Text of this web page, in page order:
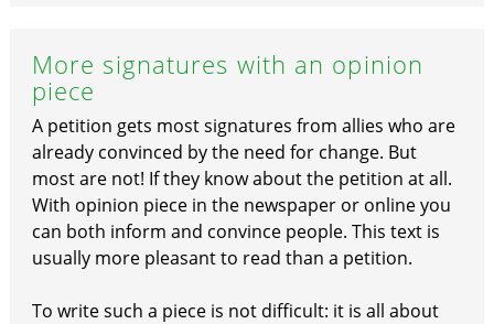
More signatures with an opinion
piece
A petition gets most signatures from allies who are
already convinced by the need for change. But
most are not! If they know about the petition at all.
With opinion piece in the newspaper or online you
can both inform and convince people. This text is
usually more pleasant to read than a petition.
To write such a piece is not difficult: it is all about